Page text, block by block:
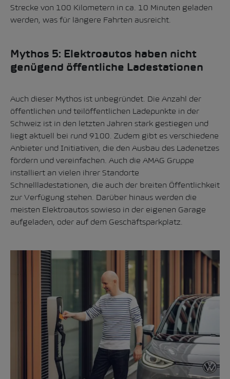
Strecke von 100 Kilometern in ca. 10 Minuten geladen
werden, was für längere Fahrten ausreicht.
Mythos 5: Elektroautos haben nicht
genügend öffentliche Ladestationen
Auch dieser Mythos ist unbegründet. Die Anzahl der
öffentlichen und teilöffentlichen Ladepunkte in der
Schweiz ist in den letzten Jahren stark gestiegen und
liegt aktuell bei rund 9100. Zudem gibt es verschiedene
Anbieter und Initiativen, die den Ausbau des Ladenetzes
fördern und vereinfachen. Auch die AMAG Gruppe
installiert an vielen ihrer Standorte
Schnellladestationen, die auch der breiten Öffentlichkeit
zur Verfügung stehen. Darüber hinaus werden die
meisten Elektroautos sowieso in der eigenen Garage
aufgeladen, oder auf dem Geschäftsparkplatz.